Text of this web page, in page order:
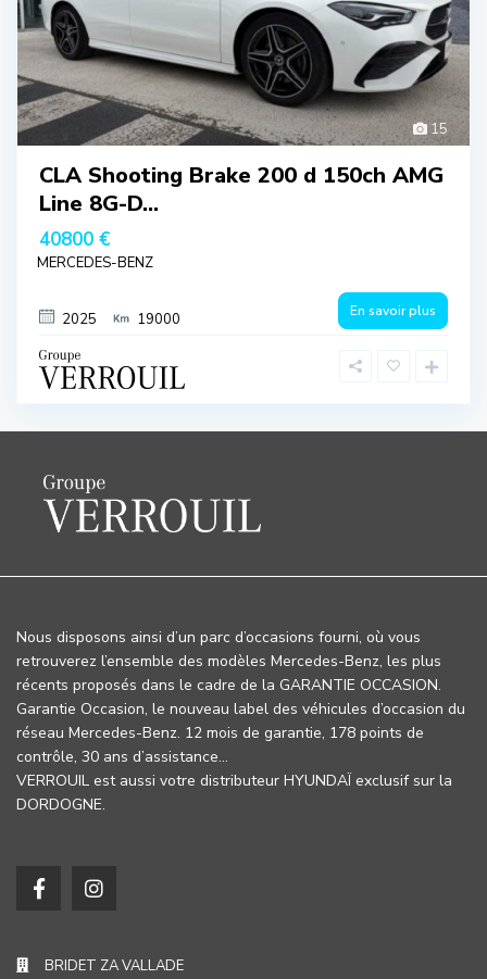
15
CLA Shooting Brake 200 d 150ch AMG
Line 8G-D...
40800 €
MERCEDES-BENZ
2025 19000 En savoir plus
Nous disposons ainsi d’un parc d’occasions fourni, où vous
retrouverez l’ensemble des modèles Mercedes-Benz, les plus
récents proposés dans le cadre de la GARANTIE OCCASION.
Garantie Occasion, le nouveau label des véhicules d’occasion du
réseau Mercedes-Benz. 12 mois de garantie, 178 points de
contrôle, 30 ans d’assistance…
VERROUIL est aussi votre distributeur HYUNDAÏ exclusif sur la
DORDOGNE.
BRIDET ZA VALLADE